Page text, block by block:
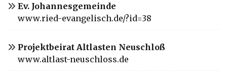
Ev. Johannesgemeinde
www.ried-evangelisch.de/?id=38
Projektbeirat Altlasten Neuschloß
www.altlast-neuschloss.de